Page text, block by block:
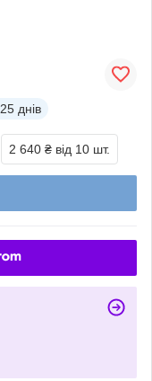
25 днів
2 640 ₴ від 10 шт.